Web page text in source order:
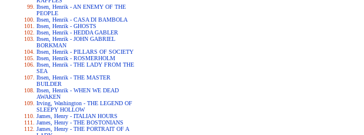
Ibsen, Henrik - AN ENEMY OF THE
PEOPLE
Ibsen, Henrik - CASA DI BAMBOLA
Ibsen, Henrik - GHOSTS
Ibsen, Henrik - HEDDA GABLER
Ibsen, Henrik - JOHN GABRIEL
BORKMAN
Ibsen, Henrik - PILLARS OF SOCIETY
Ibsen, Henrik - ROSMERHOLM
Ibsen, Henrik - THE LADY FROM THE
SEA
Ibsen, Henrik - THE MASTER
BUILDER
Ibsen, Henrik - WHEN WE DEAD
AWAKEN
Irving, Washington - THE LEGEND OF
SLEEPY HOLLOW
James, Henry - ITALIAN HOURS
James, Henry - THE BOSTONIANS
James, Henry - THE PORTRAIT OF A